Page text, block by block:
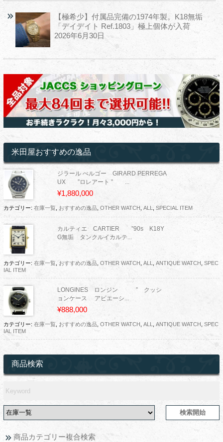
【極希少】付属品完備の1974年製。K18無垢
「デイデイト Ref.1803」極上個体が入荷
2026年6月30日
米田屋おすすめの逸品
ジラール ぺルゴー GIRARD PERREGA
UX ”ロレアート ” ...
¥1,880,000
カテゴリー: 在庫一覧, おすすめの逸品, OTHER WATCH ALL SPECIAL ITEM
カルティエ CARTIER ”90s K18Y
G無垢 タンクルイカルテ...
カテゴリー: 在庫一覧, おすすめの逸品, OTHER WATCH ALL ANTIQUE WATCH
SPEC
IAL ITEM
LONGINES ロンジン ” クッシ
ョンケース アビエーシ...
¥888,000
カテゴリー: 在庫一覧, おすすめの逸品, OTHER WATCH ALL ANTIQUE WATCH
SPEC
IAL ITEM
商品検索
商品カテゴリー複合検索